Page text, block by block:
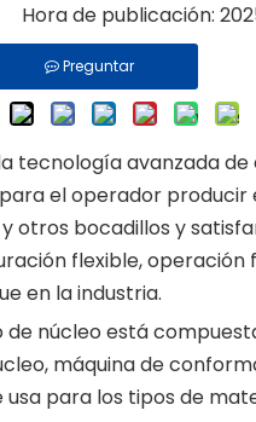
Máquinas de
Equipo de comida
Hora de publicación:
Preguntar
tecnología avanzada
el operador producir
otros bocadillos y
flexible,
en la industria.
núcleo está
máquina de
para los tipos de